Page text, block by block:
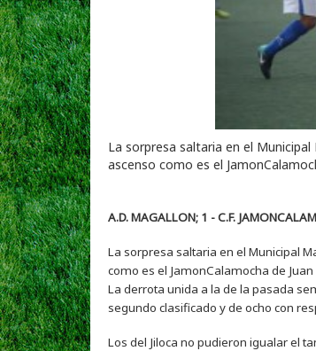
La sorpresa saltaria en el
ascenso como es el
A.D. MAGALLON; 1 - C.F.
La sorpresa saltaria en el Municipal
como es el JamonCalamocha de
La derrota unida a la de la pasada
segundo clasificado y de ocho con
Los del Jiloca no pudieron igualar el